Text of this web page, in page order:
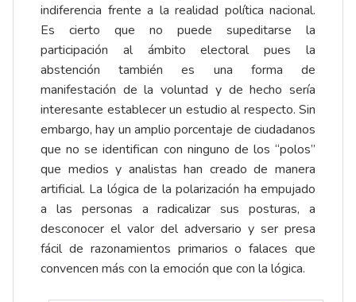
indiferencia frente a la realidad política nacional.
Es cierto que no puede supeditarse la
participación al ámbito electoral pues la
abstención también es una forma de
manifestación de la voluntad y de hecho sería
interesante establecer un estudio al respecto. Sin
embargo, hay un amplio porcentaje de ciudadanos
que no se identifican con ninguno de los “polos”
que medios y analistas han creado de manera
artificial. La lógica de la polarización ha empujado
a las personas a radicalizar sus posturas, a
desconocer el valor del adversario y ser presa
fácil de razonamientos primarios o falaces que
convencen más con la emoción que con la lógica.